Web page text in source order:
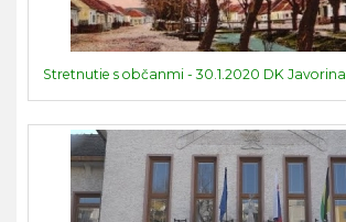
Stretnutie s občanmi - 30.1.2020 DK Javorina